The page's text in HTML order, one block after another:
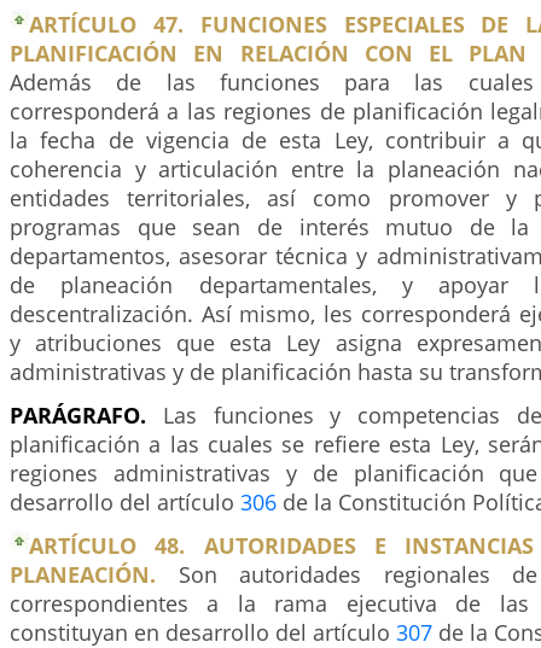
ARTÍCULO 47. FUNCIONES ESPECIALES DE
PLANIFICACIÓN EN RELACIÓN CON EL PLAN
Además de las funciones para las cuales
corresponderá a las regiones de planificación
la fecha de vigencia de esta Ley, contribuir a
coherencia y articulación entre la planeación
entidades territoriales, así como promover y
programas que sean de interés mutuo de
departamentos, asesorar técnica y
de planeación departamentales, y apoyar
descentralización. Así mismo, les corresponderá
y atribuciones que esta Ley asigna
administrativas y de planificación hasta su
PARÁGRAFO. Las funciones y competencias
planificación a las cuales se refiere esta Ley,
regiones administrativas y de planificación
desarrollo del artículo 306 de la Constitución
ARTÍCULO 48. AUTORIDADES E
PLANEACIÓN. Son autoridades regionales
correspondientes a la rama ejecutiva de
constituyan en desarrollo del artículo 307 de la